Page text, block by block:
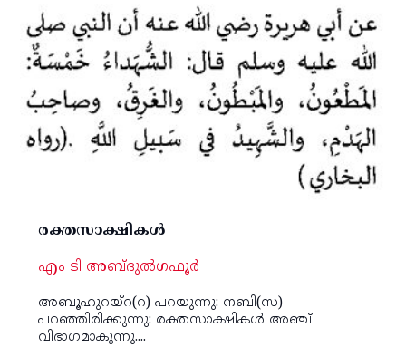
രക്തസാക്ഷികള്‍
എം ടി അബ്ദുല്‍ഗഫൂര്‍
അബൂഹുറയ്‌റ(റ) പറയുന്നു: നബി(സ)
പറഞ്ഞിരിക്കുന്നു: രക്തസാക്ഷികള്‍ അഞ്ച്
വിഭാഗമാകുന്നു....